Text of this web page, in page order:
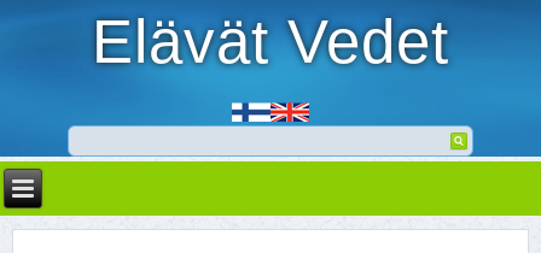
Elävät Vedet